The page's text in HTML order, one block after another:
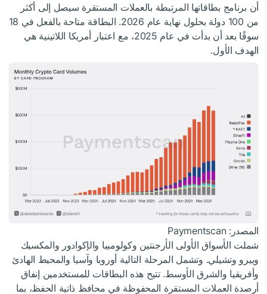
أن برنامج بطاقاتها المرتبطة بالعملات المستقرة سيصل إلى أكثر
من 100 دولة بحلول نهاية عام 2026. البطاقة متاحة بالفعل في 18
سوقًا بعد أن بدأت في عام 2025، مع اعتبار أمريكا اللاتينية هي
الهدف الأول.
المصدر: Paymentscan
شملت الأسواق الأولى الأرجنتين وكولومبيا والإكوادور والمكسيك
وبيرو وتشيلي. وتشمل المرحلة التالية أوروبا وآسيا والمحيط الهادئ
وأفريقيا والشرق الأوسط. تتيح هذه البطاقات للمستخدمين إنفاق
أرصدة العملات المستقرة المحفوظة في محافظ ذاتية الحفظ، بما